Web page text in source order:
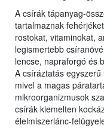
A csírák tápanyag-
tartalmaznak
rostokat, vitaminokat,
legismertebb
lencse, napraforgó és
A csíráztatás
mivel a magas
mikroorganizmusok
csírák kiemelten
élelmiszerlánc-